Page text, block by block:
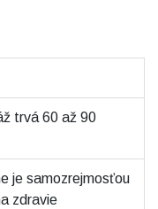
trvá 60 až 90
je samozrejmosťou
zdravie